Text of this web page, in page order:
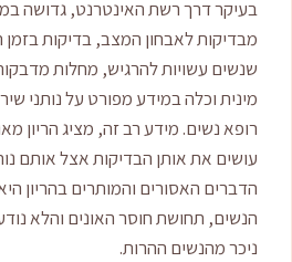
בעיקר דרך רשת האינטרנט, גדושה
מבדיקות לאבחון המצב, בדיקות בזמן
שנשים עשויות להרגיש, מחלות
מינית וכלה במידע מפורט על נותני
רופא נשים. מידע רב זה, מציג הריון
עושים את אותן הבדיקות אצל אותם
הדברים האסורים והמותרים בהריון
הנשים, תחושת חוסר האונים והלא
ניכר מהנשים ההרות.